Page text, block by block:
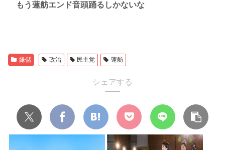
もう蓮舫エンド音頭踊るしかないな
嫌儲 政治 民主党 蓮舫
シェアする